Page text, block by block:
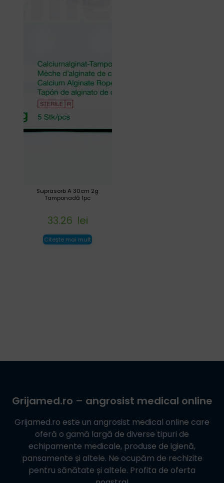
Suprasorb A 30cm 2g
Tamponadă 1pc
33.26 lei
Citește mai mult
Grijamed.ro – angrosist medical online
Grijamed.ro este un angrosist medical online care
oferă o gamă largă de diverse tipuri de
echipamente medicale, produse de igienă,
pansamente și altele. Ne ocupăm de rechizite
pentru sănătate și altele. Profita de oferta